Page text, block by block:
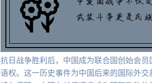
抗日战争胜利后，中国成为联合国创始会
语权。这一历史事件为中国后来的国际外